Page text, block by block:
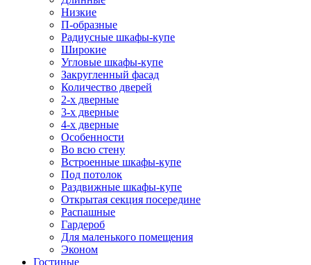
Низкие
П-образные
Радиусные шкафы-купе
Широкие
Угловые шкафы-купе
Закругленный фасад
Количество дверей
2-х дверные
3-х дверные
4-х дверные
Особенности
Во всю стену
Встроенные шкафы-купе
Под потолок
Раздвижные шкафы-купе
Открытая секция посередине
Распашные
Гардероб
Для маленького помещения
Эконом
Гостиные